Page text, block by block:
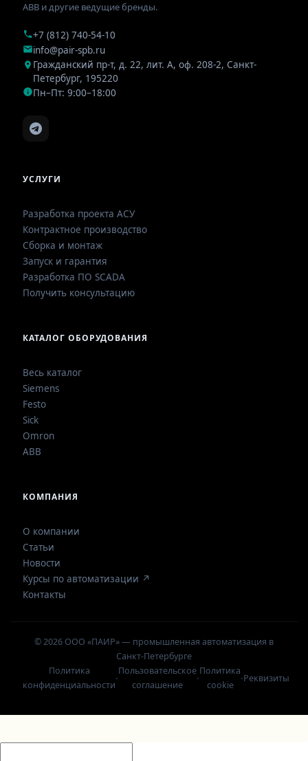
ABB и другие ведущие бренды.
+7 (812) 740-54-10
info@pair-spb.ru
Гражданский пр-т, д. 22, лит. А, оф. 208-2, Санкт-
Петербург, 195220
Пн–Пт: 9:00–18:00
УСЛУГИ
Разработка проекта АСУ
Контрактное производство
Сборка и монтаж
Запуск и гарантия
Разработка ПО SCADA
Получить консультацию
КАТАЛОГ ОБОРУДОВАНИЯ
Весь каталог
Siemens
Festo
Sick
Omron
ABB
КОМПАНИЯ
О компании
Статьи
Новости
Курсы по автоматизации ↗
Контакты
© 2026 ООО «ПАИР» — промышленная автоматизация в
Санкт-Петербурге
Политика
конфиденциальности
·
Пользовательское
соглашение
·
Политика
cookie
·Реквизиты